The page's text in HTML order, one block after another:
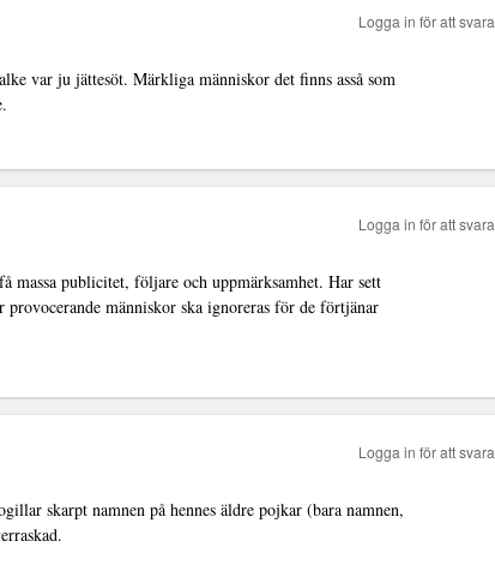
var ju jättesöt. Märkliga människor det finns asså som
Logga in för att svara
massa publicitet, följare och uppmärksamhet. Har sett
provocerande människor ska ignoreras för de förtjänar
Logga in för att svara
skarpt namnen på hennes äldre pojkar (bara namnen,
Logga in för att svara